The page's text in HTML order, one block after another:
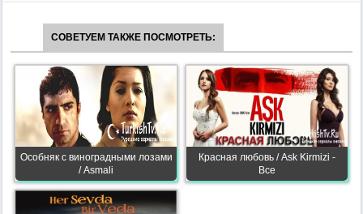
СОВЕТУЕМ ТАКЖЕ ПОСМОТРЕТЬ:
Особняк с виноградными лозами
/ Asmali
Красная любовь / Ask Kirmizi -
Все